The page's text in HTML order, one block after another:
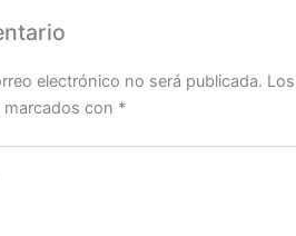
electrónico no será publicada.
con *